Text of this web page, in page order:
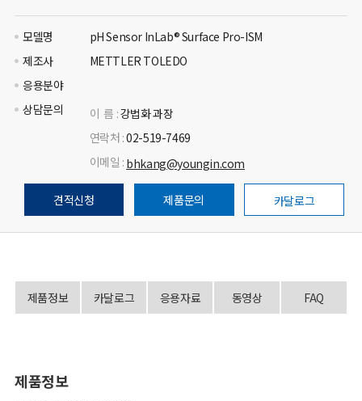
모델명
pH Sensor InLab® Surface Pro-ISM
제조사
METTLER TOLEDO
응용분야
상담문의
이 름 :강법화 과장
연락처 :02-519-7469
이메일 : bhkang@youngin.com
견적신청 제품문의 카달로그
제품정보 카달로그 응용자료 동영상 FAQ
제품정보